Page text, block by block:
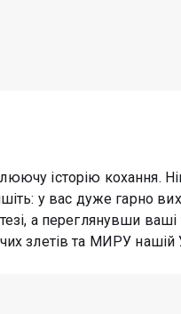
історію кохання.
у вас дуже гарно
а переглянувши
злетів та МИРУ нашій